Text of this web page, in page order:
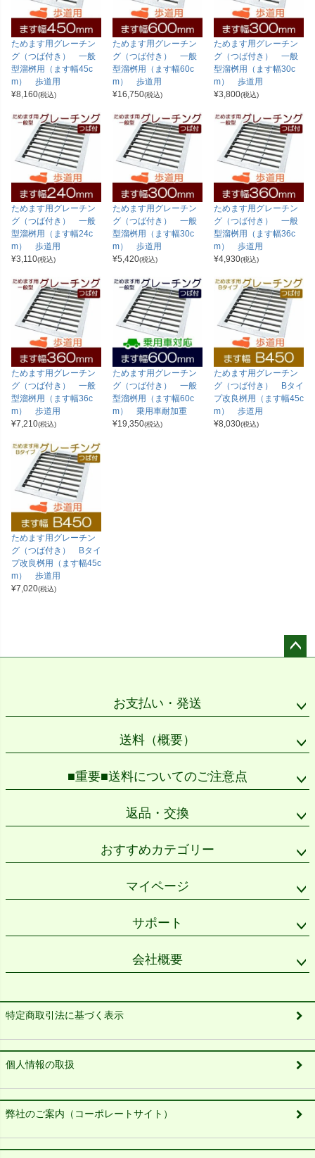
ためます用グレーチン
グ（つば付き） 一般
型溜桝用（ます幅45c
m） 歩道用
¥8,160(税込)
ためます用グレーチン
グ（つば付き） 一般
型溜桝用（ます幅60c
m） 歩道用
¥16,750(税込)
ためます用グレーチン
グ（つば付き） 一般
型溜桝用（ます幅30c
m） 歩道用
¥3,800(税込)
ためます用グレーチン
グ（つば付き） 一般
型溜桝用（ます幅24c
m） 歩道用
¥3,110(税込)
ためます用グレーチン
グ（つば付き） 一般
型溜桝用（ます幅30c
m） 歩道用
¥5,420(税込)
ためます用グレーチン
グ（つば付き） 一般
型溜桝用（ます幅36c
m） 歩道用
¥4,930(税込)
ためます用グレーチン
グ（つば付き） 一般
型溜桝用（ます幅36c
m） 歩道用
¥7,210(税込)
ためます用グレーチン
グ（つば付き） 一般
型溜桝用（ます幅60c
m） 乗用車耐加重
¥19,350(税込)
ためます用グレーチン
グ（つば付き） Bタイ
プ改良桝用（ます幅45c
m） 歩道用
¥8,030(税込)
ためます用グレーチン
グ（つば付き） Bタイ
プ改良桝用（ます幅45c
m） 歩道用
¥7,020(税込)
お支払い・発送
送料（概要）
■重要■送料についてのご注意点
返品・交換
おすすめカテゴリー
マイページ
サポート
会社概要
特定商取引法に基づく表示
個人情報の取扱
弊社のご案内（コーポレートサイト）